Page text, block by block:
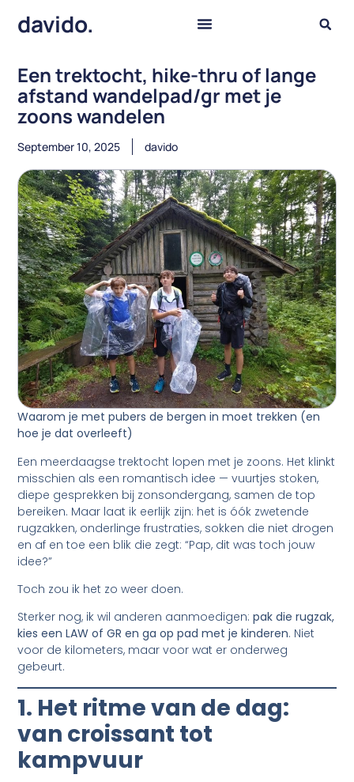
davido.
Een trektocht, hike-thru of lange
afstand wandelpad/gr met je
zoons wandelen
September 10, 2025 davido
Waarom je met pubers de bergen in moet trekken (en
hoe je dat overleeft)
Een meerdaagse trektocht lopen met je zoons. Het klinkt
misschien als een romantisch idee — vuurtjes stoken,
diepe gesprekken bij zonsondergang, samen de top
bereiken. Maar laat ik eerlijk zijn: het is óók zwetende
rugzakken, onderlinge frustraties, sokken die niet drogen
en af en toe een blik die zegt: “Pap, dit was toch jouw
idee?”
Toch zou ik het zo weer doen.
Sterker nog, ik wil anderen aanmoedigen:pak die rugzak,
kies een LAW of GR en ga op pad met je kinderen. Niet
voor de kilometers, maar voor wat er onderweg
gebeurt.
1. Het ritme van de dag:
van croissant tot
kampvuur